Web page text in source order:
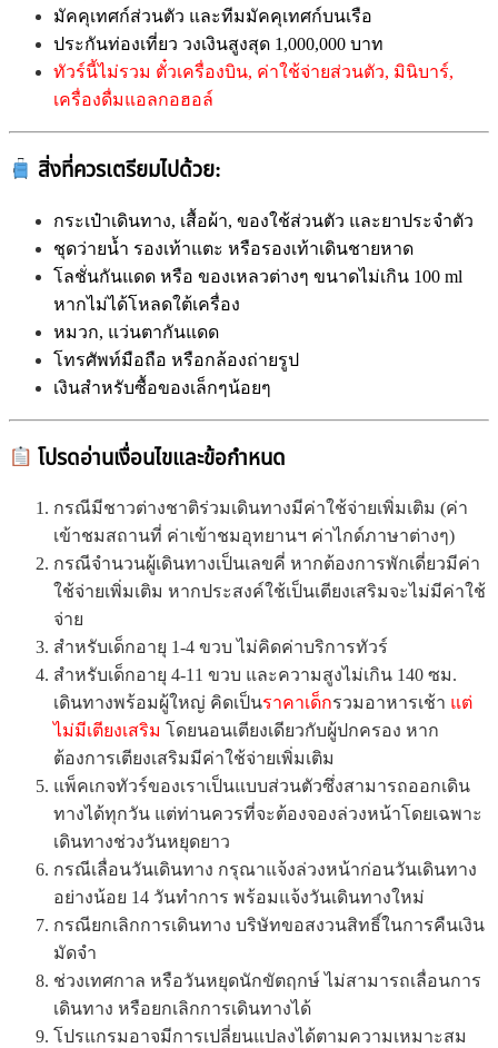
มัคคุเทศก์ส่วนตัว และทีมมัคคุเทศก์บนเรือ
ประกันท่องเที่ยว วงเงินสูงสุด 1,000,000 บาท
ทัวร์นี้ไม่รวม ตั๋วเครื่องบิน, ค่าใช้จ่ายส่วนตัว, มินิบาร์,
เครื่องดื่มแอลกอฮอล์
สิ่งที่ควรเตรียมไปด้วย:
กระเป๋าเดินทาง, เสื้อผ้า, ของใช้ส่วนตัว และยาประจำตัว
ชุดว่ายน้ำ รองเท้าแตะ หรือรองเท้าเดินชายหาด
โลชั่นกันแดด หรือ ของเหลวต่างๆ ขนาดไม่เกิน 100 ml
หากไม่ได้โหลดใต้เครื่อง
หมวก, แว่นตากันแดด
โทรศัพท์มือถือ หรือกล้องถ่ายรูป
เงินสำหรับซื้อของเล็กๆน้อยๆ
โปรดอ่านเงื่อนไขและข้อกำหนด
กรณีมีชาวต่างชาติร่วมเดินทางมีค่าใช้จ่ายเพิ่มเติม (ค่า
เข้าชมสถานที่ ค่าเข้าชมอุทยานฯ ค่าไกด์ภาษาต่างๆ)
กรณีจำนวนผู้เดินทางเป็นเลขคี่ หากต้องการพักเดี่ยวมีค่า
ใช้จ่ายเพิ่มเติม หากประสงค์ใช้เป็นเตียงเสริมจะไม่มีค่าใช้
จ่าย
สำหรับเด็กอายุ 1-4 ขวบ ไม่คิดค่าบริการทัวร์
สำหรับเด็กอายุ 4-11 ขวบ และความสูงไม่เกิน 140 ซม.
เดินทางพร้อมผู้ใหญ่ คิดเป็นราคาเด็กรวมอาหารเช้า แต่
ไม่มีเตียงเสริม โดยนอนเตียงเดียวกับผู้ปกครอง หาก
ต้องการเตียงเสริมมีค่าใช้จ่ายเพิ่มเติม
แพ็คเกจทัวร์ของเราเป็นแบบส่วนตัวซึ่งสามารถออกเดิน
ทางได้ทุกวัน แต่ท่านควรที่จะต้องจองล่วงหน้าโดยเฉพาะ
เดินทางช่วงวันหยุดยาว
กรณีเลื่อนวันเดินทาง กรุณาแจ้งล่วงหน้าก่อนวันเดินทาง
อย่างน้อย 14 วันทำการ พร้อมแจ้งวันเดินทางใหม่
กรณียกเลิกการเดินทาง บริษัทขอสงวนสิทธิ์ในการคืนเงิน
มัดจำ
ช่วงเทศกาล หรือวันหยุดนักขัตฤกษ์ ไม่สามารถเลื่อนการ
เดินทาง หรือยกเลิกการเดินทางได้
โปรแกรมอาจมีการเปลี่ยนแปลงได้ตามความเหมาะสม